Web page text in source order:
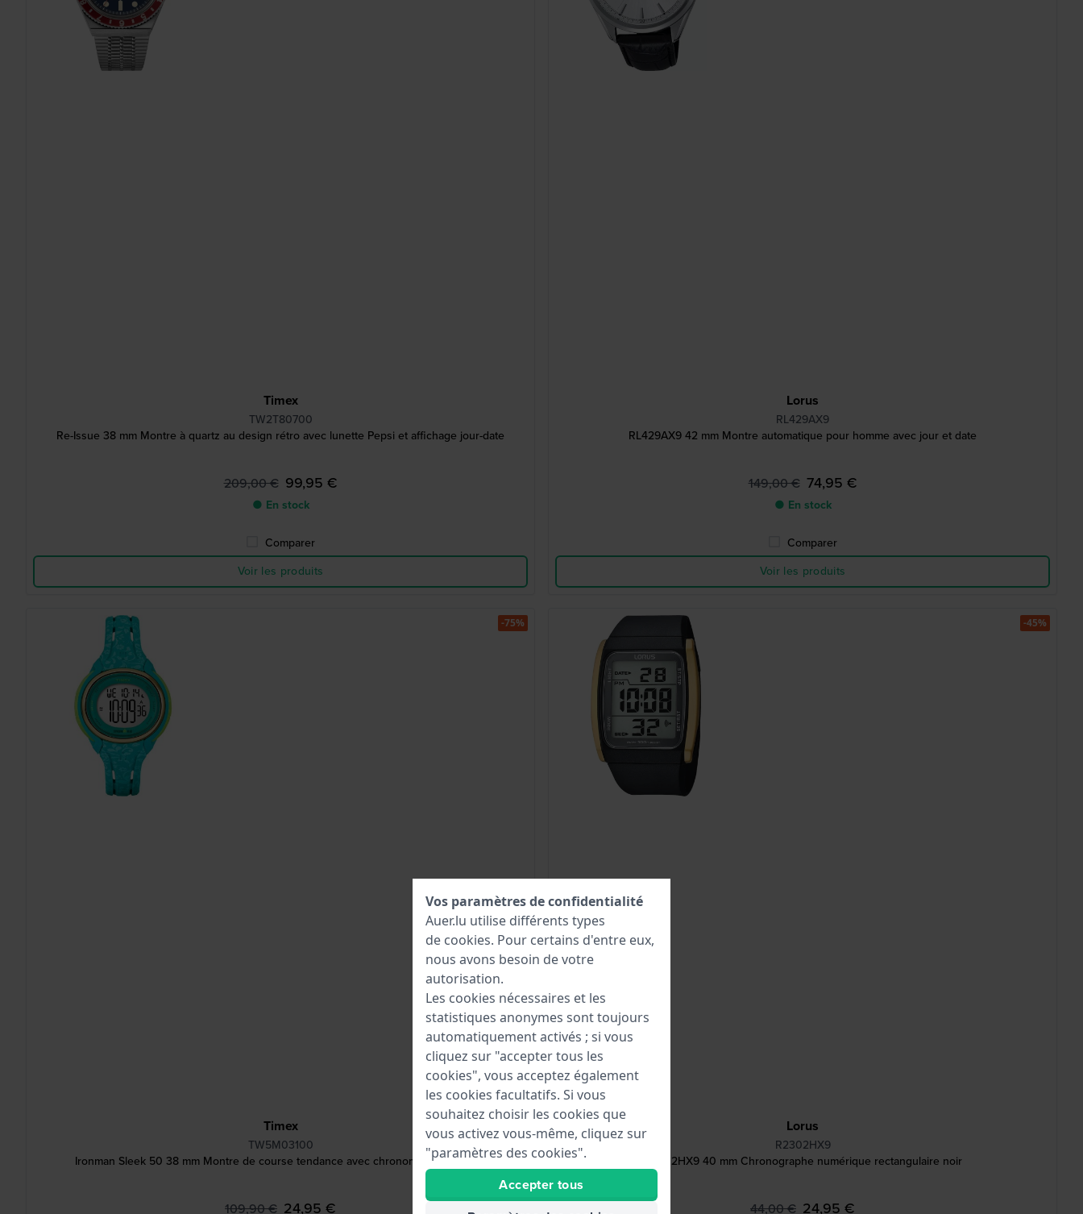
Timex
TW2T80700
Re-Issue 38 mm Montre à quartz au design rétro avec lunette Pepsi et affichage jour-date
209,00 € 99,95 €
● En stock
Comparer
Voir les produits
Lorus
RL429AX9
RL429AX9 42 mm Montre automatique pour homme avec jour et date
149,00 € 74,95 €
● En stock
Comparer
Voir les produits
Timex
TW5M03100
Ironman Sleek 50 38 mm Montre de course tendance avec chronomètre 50 tours.
109,90 € 24,95 €
-75%
Lorus
R2302HX9
R2302HX9 40 mm Chronographe numérique rectangulaire noir
44,00 € 24,95 €
-45%
Vos paramètres de confidentialité
Auer.lu utilise différents types
de cookies. Pour certains d'entre eux,
nous avons besoin de votre
autorisation.
Les cookies nécessaires et les
statistiques anonymes sont toujours
automatiquement activés ; si vous
cliquez sur "accepter tous les
cookies", vous acceptez également
les cookies facultatifs. Si vous
souhaitez choisir les cookies que
vous activez vous-même, cliquez sur
"paramètres des cookies".
Accepter tous